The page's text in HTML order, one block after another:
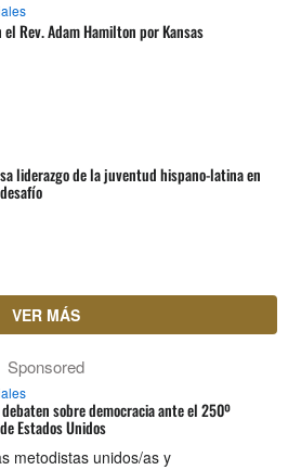
el Rev. Adam Hamilton por Kansas
liderazgo de la juventud hispano-latina en
VER MÁS
Sponsored
sobre democracia ante el 250º
Estados Unidos
metodistas unidos/as y